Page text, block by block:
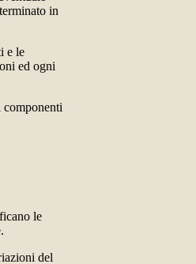
in
e le
ed ogni
componenti
le
del